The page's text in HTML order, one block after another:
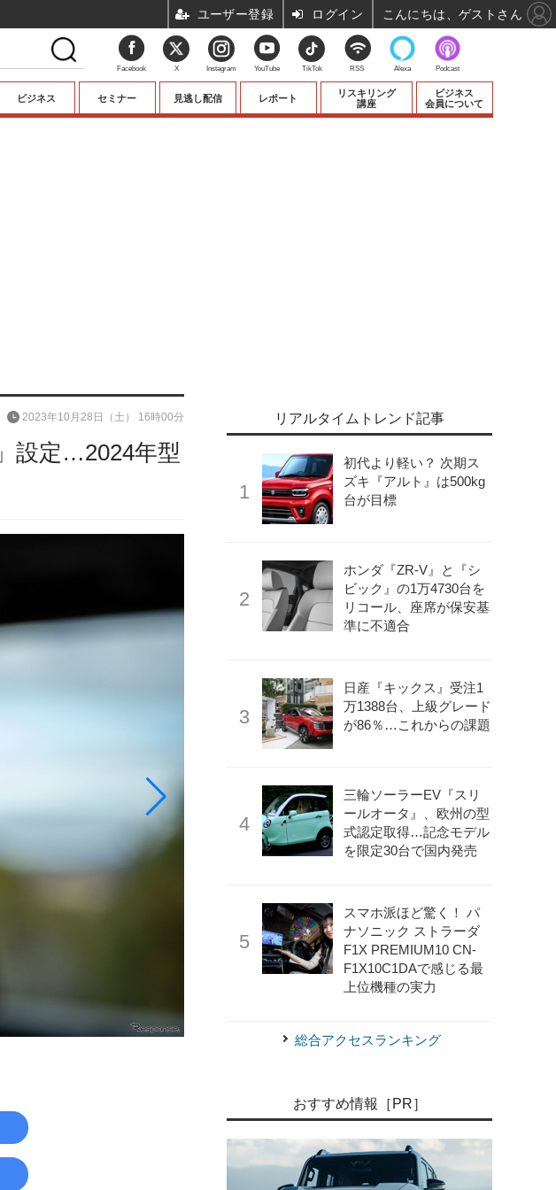
ビジネス セミナー 見逃し配信 レポート
リスキリング
講座
ビジネス
会員について
設定…2024年型
2023年10月28日（土） 16時00分
《photo by Lexus》 レクサス LX の「F SPORT ハンドリ
リアルタイムトレンド記事
初代より軽い？ 次期ス
ズキ『アルト』は500kg
台が目標
ホンダ『ZR-V』と『シ
ビック』の1万4730台を
リコール、座席が保安基
準に不適合
日産『キックス』受注1
万1388台、上級グレード
が86％…これからの課題
三輪ソーラーEV『スリ
ールオータ』、欧州の型
式認定取得…記念モデル
を限定30台で国内発売
スマホ派ほど驚く！ パ
ナソニック ストラーダ
F1X PREMIUM10 CN-
F1X10C1DAで感じる最
上位機種の実力
総合アクセスランキング
おすすめ情報［PR］
Facebook X Instagram YouTube TikTok RSS Alexa Podcast
ユーザー登録 ログイン こんにちは、ゲストさん